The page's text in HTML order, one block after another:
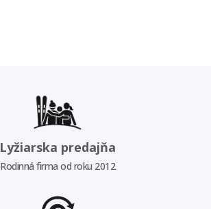
Lyžiarska predajňa
Rodinná firma od roku 2012